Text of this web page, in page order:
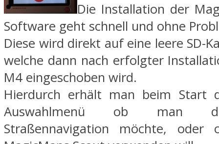
Die Installation der
Software geht schnell und ohne
Diese wird direkt auf eine leere SD-
welche dann nach erfolgter
M4 eingeschoben wird.
Hierdurch erhält man beim Start
Auswahlmenü ob man
Straßennavigation möchte,